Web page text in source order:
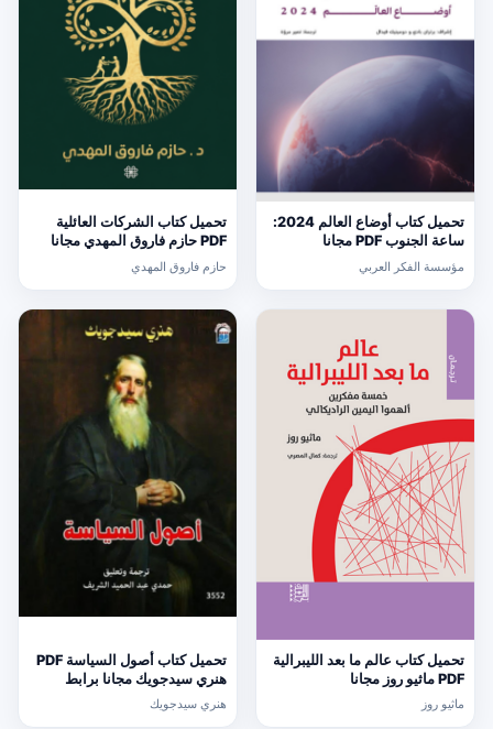
تحميل كتاب أوضاع العالم 2024:
ساعة الجنوب PDF مجانا
مؤسسة الفكر العربي
تحميل كتاب الشركات العائلية
PDF حازم فاروق المهدي مجانا
حازم فاروق المهدي
تحميل كتاب عالم ما بعد الليبرالية
PDF ماثيو روز مجانا
ماثيو روز
تحميل كتاب أصول السياسة PDF
هنري سيدجويك مجانا برابط
هنري سيدجويك